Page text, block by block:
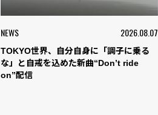
NEWS 2026.08.07
TOKYO世界、自分自身に「調子に乗る
な」と自戒を込めた新曲“Don’t ride
on”配信